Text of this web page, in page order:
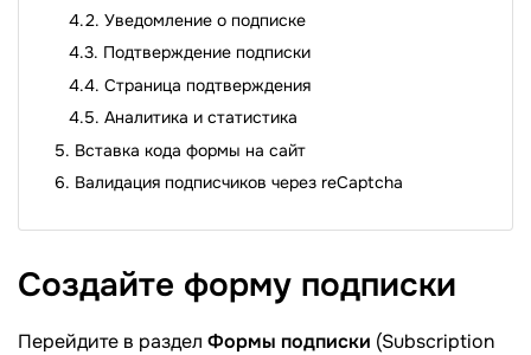
Уведомление о подписке
Подтверждение подписки
Страница подтверждения
Аналитика и статистика
Вставка кода формы на сайт
Валидация подписчиков через reCaptcha
Создайте форму подписки
Перейдите в раздел Формы подписки (Subscription